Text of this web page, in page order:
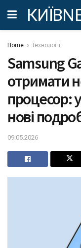
Home Технології
Samsung
отримати
процесор:
нові
09.05.2026